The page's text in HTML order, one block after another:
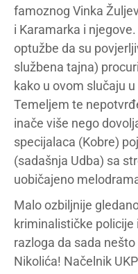
famoznog Vinka
i Karamarka i
optužbe da su
službena tajna)
kako u ovom slučaju
Temeljem te
inače više nego
specijalaca (Kobre)
(sadašnja Udba) sa
uobičajeno
Malo ozbiljnije
kriminalističke
razloga da sada
Nikolića! Načelnik